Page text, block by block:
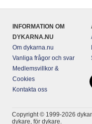
INFORMATION OM
DYKARNA.NU
Om dykarna.nu
Vanliga frågor och svar
Medlemsvillkor &
Cookies
Kontakta oss
Copyright © 1999-2026
dykare, för dykare.